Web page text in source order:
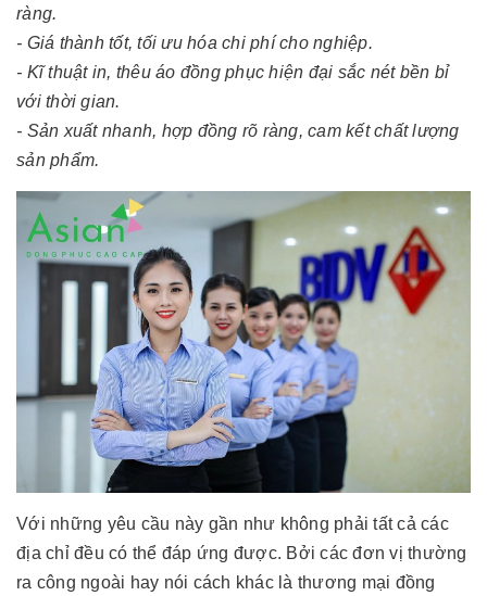
ràng.
- Giá thành tốt, tối ưu hóa chi phí cho nghiệp.
- Kĩ thuật in, thêu áo đồng phục hiện đại sắc nét bền bỉ
với thời gian.
- Sản xuất nhanh, hợp đồng rõ ràng, cam kết chất lượng
sản phẩm.
Với những yêu cầu này gần như không phải tất cả các
địa chỉ đều có thể đáp ứng được. Bởi các đơn vị thường
ra công ngoài hay nói cách khác là thương mại đồng